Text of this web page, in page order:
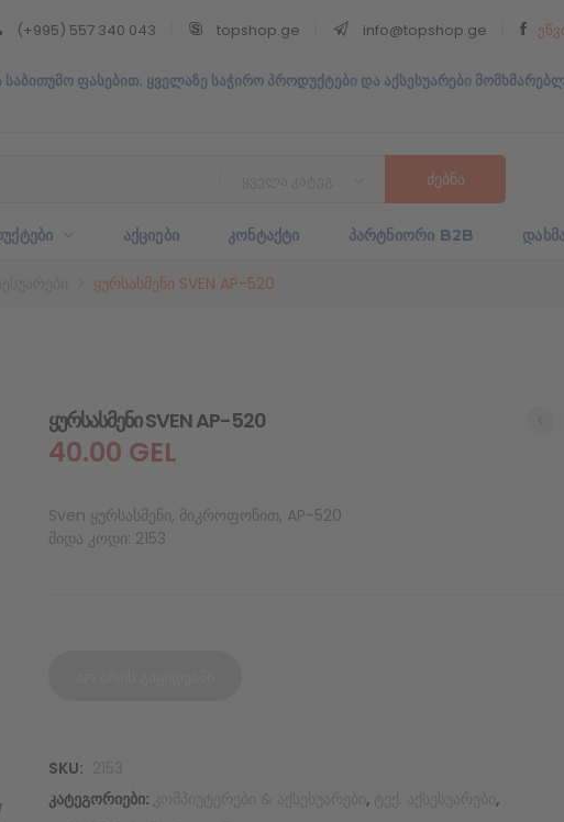
(+995) 557 340 043 topshop.ge info@topshop.ge
საბითუმო ფასებით. ყველაზე საჭირო პროდუქტები და აქსესუარები
ᲐᲥᲪᲘᲔᲑᲘ ᲙᲝᲜᲢᲐᲥᲢᲘ ᲞᲐᲠᲢᲜᲘᲝᲠᲘ B2B
ყურსასმენი SVEN AP-520
ყურსასმენი SVEN AP-520
40.00 GEL
Sven ყურსასმენი, მიკროფონით, AP-520
შიდა კოდი: 2153
SKU:
კატეგორიები:
,
,